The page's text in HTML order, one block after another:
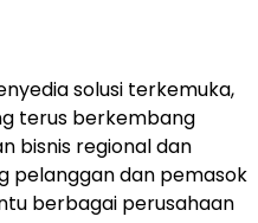
solusi terkemuka,
terus berkembang
bisnis regional dan
pelanggan dan pemasok
berbagai perusahaan